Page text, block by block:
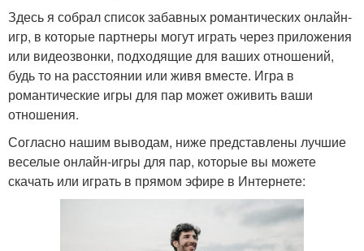
Здесь я собрал список забавных романтических онлайн-
игр, в которые партнеры могут играть через приложения
или видеозвонки, подходящие для ваших отношений,
будь то на расстоянии или живя вместе. Игра в
романтические игры для пар может оживить ваши
отношения.
Согласно нашим выводам, ниже представлены лучшие
веселые онлайн-игры для пар, которые вы можете
скачать или играть в прямом эфире в Интернете: